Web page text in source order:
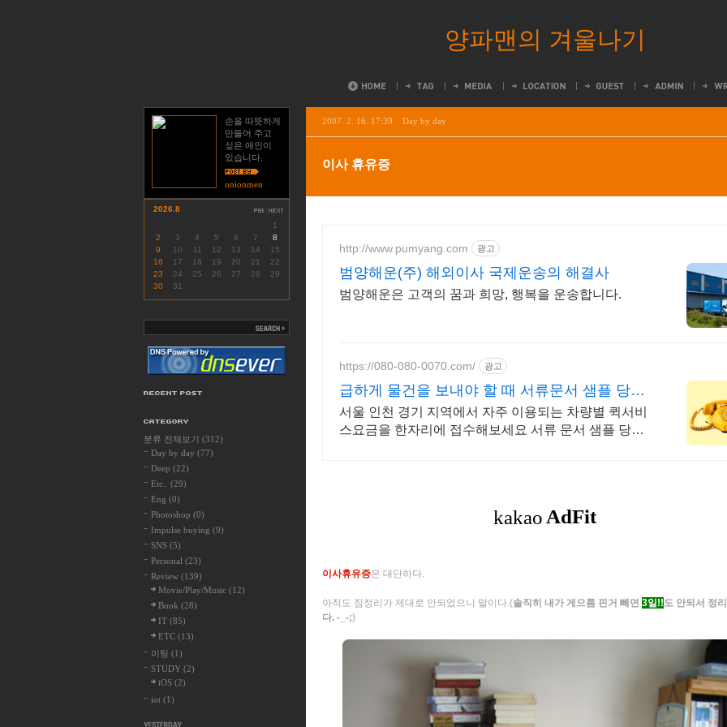
양파맨의 겨울나기
2007. 2. 16. 17:39 Day by day
이사 휴유증
http://www.pumyang.com 광고
범양해운(주) 해외이사 국제운송의 해결사
범양해운은 고객의 꿈과 희망, 행복을 운송합니다.
https://080-080-0070.com/ 광고
급하게 물건을 보내야 할 때 서류문서 샘플 당일
긴급배송
서울 인천 경기 지역에서 자주 이용되는 차량별 퀵서비
스요금을 한자리에 접수해보세요 서류 문서 샘플 당일
이사휴유증은 대단하다.
아직도 짐정리가 제대로 안되었으니 말이다.(솔직히 내가 게으름 핀거 빼면 3일!!도 안되서 정
다. -_-;)
손을 따뜻하게
만들어 주고
싶은 애인이
있습니다.
onionmen
2026.8
1
2
3 4 5 6 7
8
9
10 11 12 13 14
15
16
17 18 19 20 21
22
23
24 25 26 27 28
29
30
31
분류 전체보기 (312)
Day by day (77)
Deep (22)
Etc.. (29)
Eng (0)
Photoshop (0)
Impulse buying (9)
SNS (5)
Personal (23)
Review (139)
Movie/Play/Music (12)
Book (28)
IT (85)
ETC (13)
이팅 (1)
STUDY (2)
iOS (2)
iot (1)